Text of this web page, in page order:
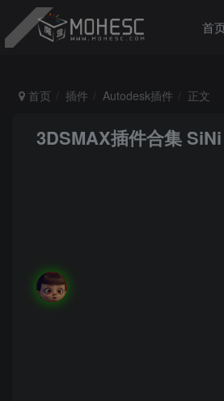
首
首页 插件 Autodesk插件 正文
3DSMAX插件合集